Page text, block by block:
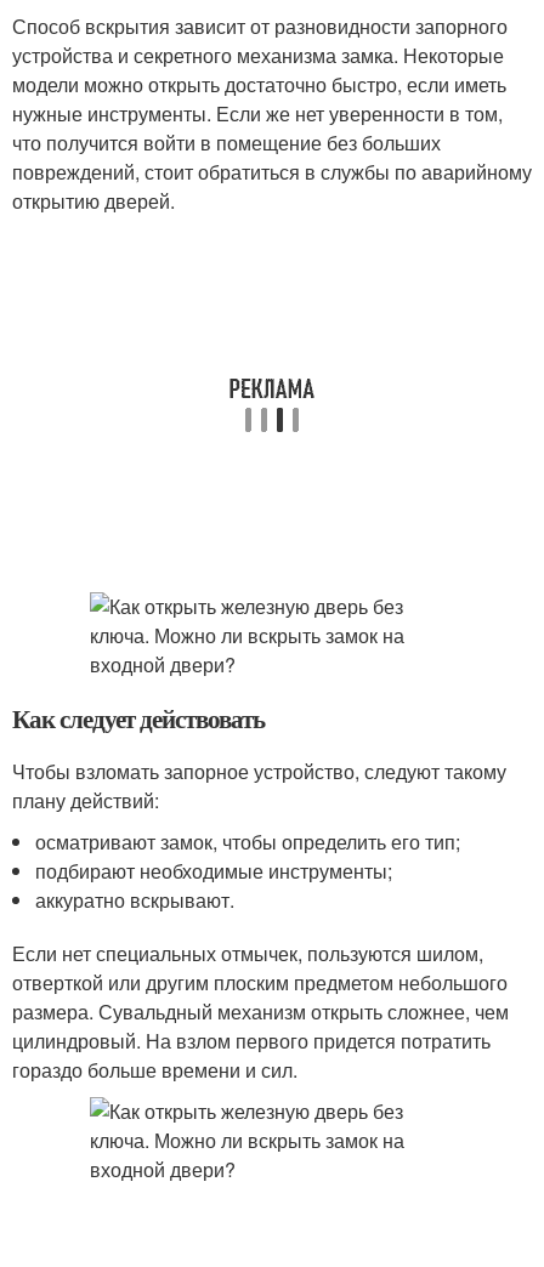
Способ вскрытия зависит от разновидности запорного
устройства и секретного механизма замка. Некоторые
модели можно открыть достаточно быстро, если иметь
нужные инструменты. Если же нет уверенности в том,
что получится войти в помещение без больших
повреждений, стоит обратиться в службы по аварийному
открытию дверей.
Как следует действовать
Чтобы взломать запорное устройство, следуют такому
плану действий:
осматривают замок, чтобы определить его тип;
подбирают необходимые инструменты;
аккуратно вскрывают.
Если нет специальных отмычек, пользуются шилом,
отверткой или другим плоским предметом небольшого
размера. Сувальдный механизм открыть сложнее, чем
цилиндровый. На взлом первого придется потратить
гораздо больше времени и сил.